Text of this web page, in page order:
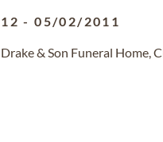
-05/02/2011
& Son Funeral Home,